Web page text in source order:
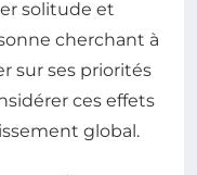
solitude et
cherchant à
sur ses priorités
ces effets
global.